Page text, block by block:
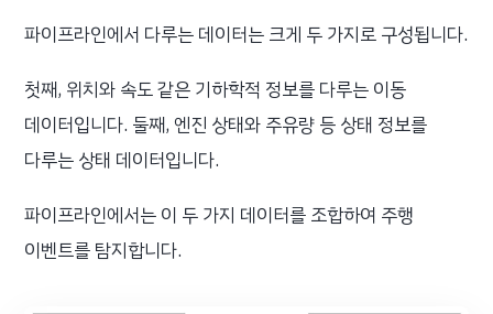
파이프라인에서 다루는 데이터는 크게 두 가지로 구성됩니다.
첫째, 위치와 속도 같은 기하학적 정보를 다루는 이동
데이터입니다. 둘째, 엔진 상태와 주유량 등 상태 정보를
다루는 상태 데이터입니다.
파이프라인에서는 이 두 가지 데이터를 조합하여 주행
이벤트를 탐지합니다.